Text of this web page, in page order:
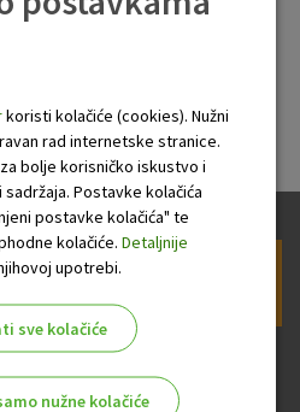
izvješće.pdf
banke
koristi kolačiće (cookies). Nužni
rad internetske stranice.
bolje korisničko iskustvo i
Postavke kolačića
postavke kolačića" te
kolačiće. Detaljnije
upotrebi.
sve kolačiće
nužne kolačiće